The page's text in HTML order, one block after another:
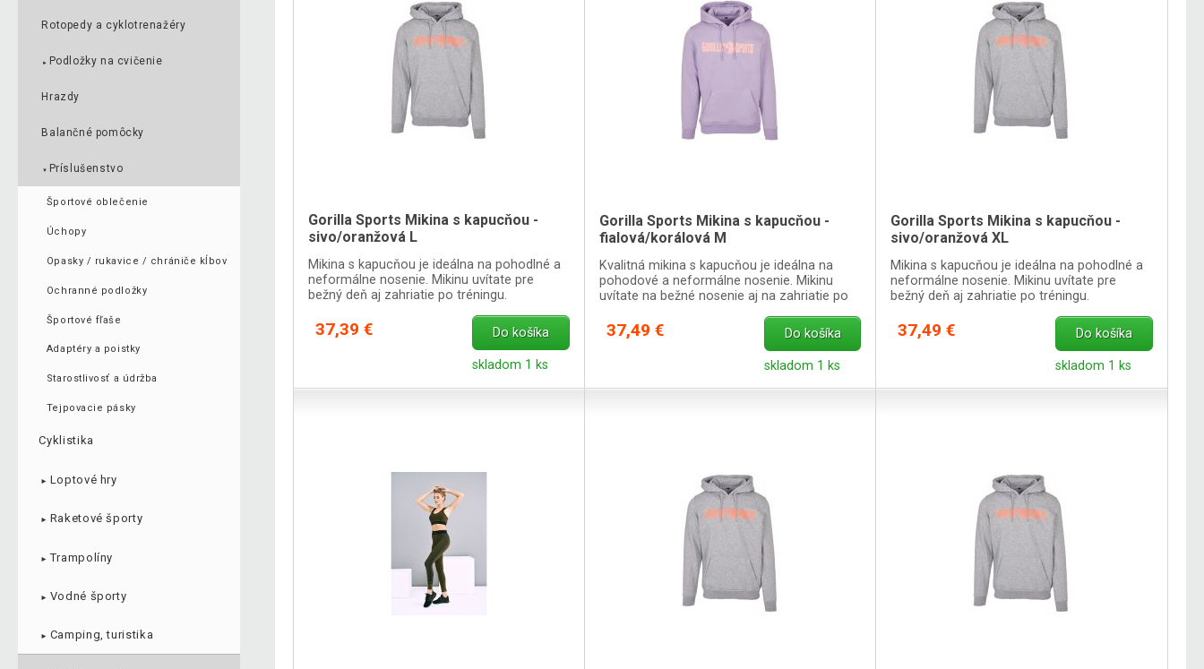
Rotopedy a cyklotrenažéry
► Podložky na cvičenie
Hrazdy
Balančné pomôcky
▼ Príslušenstvo
Športové oblečenie
Úchopy
Opasky / rukavice / chrániče kĺbov
Ochranné podložky
Športové fľaše
Adaptéry a poistky
Starostlivosť a údržba
Tejpovacie pásky
Cyklistika
► Loptové hry
► Raketové športy
► Trampolíny
► Vodné športy
► Camping, turistika
Gorilla Sports Mikina s kapucňou -
sivo/oranžová L
Mikina s kapucňou je ideálna na pohodlné a
neformálne nosenie. Mikinu uvítate pre
bežný deň aj zahriatie po tréningu.
37,39 € Do košíka
skladom 1 ks
Gorilla Sports Mikina s kapucňou -
fialová/korálová M
Kvalitná mikina s kapucňou je ideálna na
pohodové a neformálne nosenie. Mikinu
uvítate na bežné nosenie aj na zahriatie po
37,49 € Do košíka
skladom 1 ks
Gorilla Sports Mikina s kapucňou -
sivo/oranžová XL
Mikina s kapucňou je ideálna na pohodlné a
neformálne nosenie. Mikinu uvítate pre
bežný deň aj zahriatie po tréningu.
37,49 € Do košíka
skladom 1 ks